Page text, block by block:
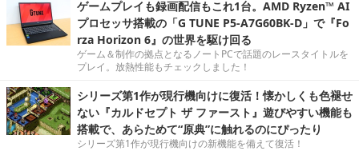
ゲームプレイも録画配信もこれ1台。AMD Ryzen™ AI
プロセッサ搭載の「G TUNE P5-A7G60BK-D」で『Fo
rza Horizon 6』の世界を駆け回る
ゲーム＆制作の拠点となるノートPCで話題のレースタイトルを
プレイ。放熱性能もチェックしました！
シリーズ第1作が現行機向けに復活！懐かしくも色褪せ
ない『カルドセプト ザ ファースト』遊びやすい機能も
搭載で、あらためて“原典”に触れるのにぴったり
シリーズ第1作が現行機向けの新機能を備えて復活！